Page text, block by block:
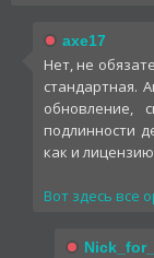
axe17
Нет, не
стандартная.
обновление,
подлинности
как и
Вот здесь все